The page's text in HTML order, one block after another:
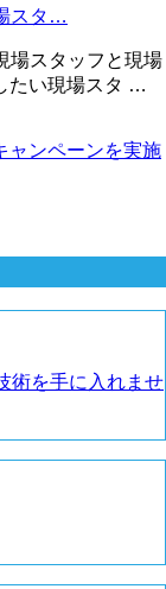
スタ…
場スタッフと現場
たい現場スタ …
ャンペーンを実施
術を手に入れませ